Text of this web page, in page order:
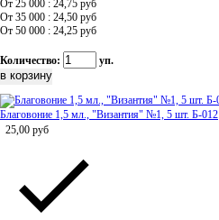
От 25 000 : 24,75 руб
От 35 000 : 24,50 руб
От 50 000 : 24,25 руб
Количество: уп.
Благовоние 1,5 мл., "Византия" №1, 5 шт. Б-012
25,00 руб